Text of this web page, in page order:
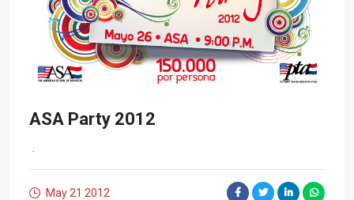
ASA Party 2012
.
May 21 2012